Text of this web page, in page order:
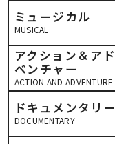
ミュージカル
MUSICAL
アクション＆アド
ベンチャー
ACTION AND ADVENTURE
ドキュメンタリー
DOCUMENTARY